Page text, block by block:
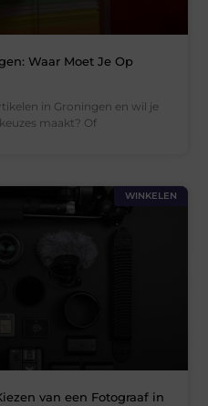
Waar Moet Je Op
in Groningen en wil je
maakt? Of
WINKELEN
van een Fotograaf in